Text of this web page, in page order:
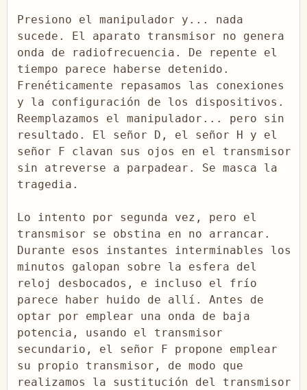
Presiono el manipulador y... nada
sucede. El aparato transmisor no genera
onda de radiofrecuencia. De repente el
tiempo parece haberse detenido.
Frenéticamente repasamos las conexiones
y la configuración de los dispositivos.
Reemplazamos el manipulador... pero sin
resultado. El señor D, el señor H y el
señor F clavan sus ojos en el transmisor
sin atreverse a parpadear. Se masca la
tragedia.
Lo intento por segunda vez, pero el
transmisor se obstina en no arrancar.
Durante esos instantes interminables los
minutos galopan sobre la esfera del
reloj desbocados, e incluso el frío
parece haber huido de allí. Antes de
optar por emplear una onda de baja
potencia, usando el transmisor
secundario, el señor F propone emplear
su propio transmisor, de modo que
realizamos la sustitución del transmisor